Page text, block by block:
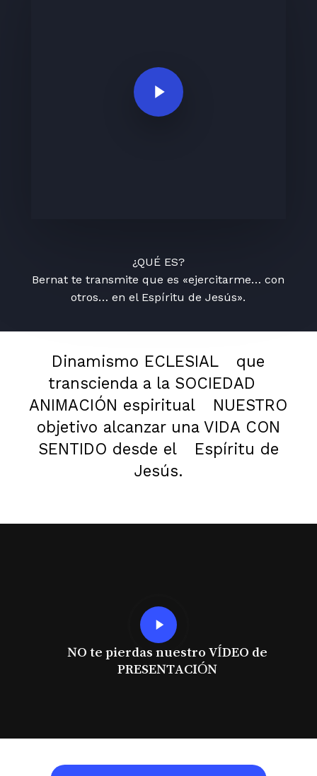
Play Video
¿QUÉ ES?
Bernat te transmite que es «ejercitarme… con
otros… en el Espíritu de Jesús».
Dinamismo ECLESIAL
que
transcienda a la SOCIEDAD
ANIMACIÓN espiritual
NUESTRO
objetivo alcanzar una VIDA CON
SENTIDO desde el
Espíritu de
Jesús.
Play
Video
NO te pierdas nuestro VÍDEO de
PRESENTACIÓN